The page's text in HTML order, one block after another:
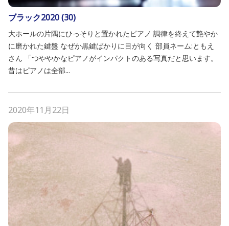
ブラック2020 (30)
大ホールの片隅にひっそりと置かれたピアノ 調律を終えて艶やか
に磨かれた鍵盤 なぜか黒鍵ばかりに目が向く 部員ネーム:ともえ
さん 「つややかなピアノがインパクトのある写真だと思います。
昔はピアノは全部...
2020年11月22日